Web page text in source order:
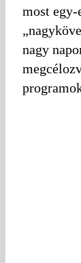
most
nagy